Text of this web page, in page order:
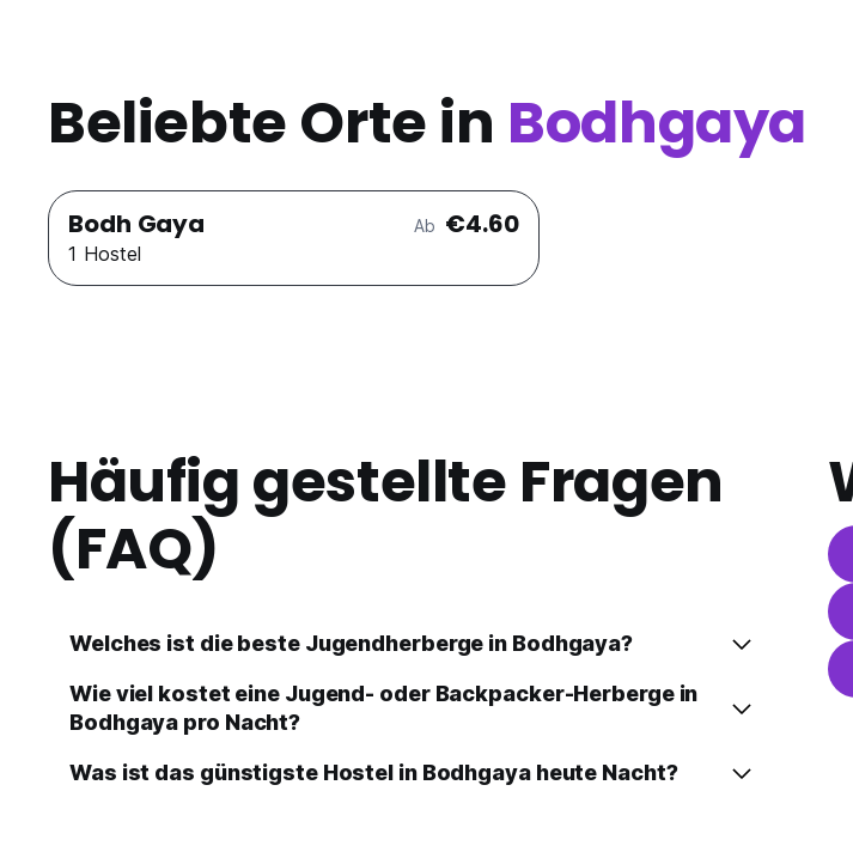
Beliebte Orte in Bodhgaya
Bodh Gaya Ab €4.60
1 Hostel
Häufig gestellte Fragen
(FAQ)
Welches ist die beste Jugendherberge in Bodhgaya?
Wie viel kostet eine Jugend- oder Backpacker-Herberge in
Bodhgaya pro Nacht?
Was ist das günstigste Hostel in Bodhgaya heute Nacht?